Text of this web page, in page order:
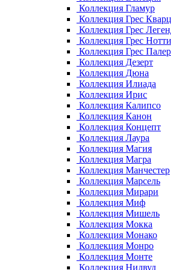
Коллекция Гламур
Коллекция Грес
Коллекция Грес
Коллекция Грес
Коллекция Грес
Коллекция Дезерт
Коллекция Дюна
Коллекция Илиада
Коллекция Ирис
Коллекция Калипсо
Коллекция Канон
Коллекция Концепт
Коллекция Лаура
Коллекция Магия
Коллекция Магра
Коллекция Манчестер
Коллекция Марсель
Коллекция Мирари
Коллекция Миф
Коллекция Мишель
Коллекция Мокка
Коллекция Монако
Коллекция Монро
Коллекция Монте
Коллекция Нидвуд